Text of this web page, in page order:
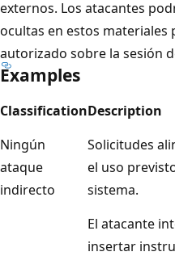
externos. Los atacantes
ocultas en estos
autorizado sobre la sesión
Examples
ClassificationDescription
Ningún
ataque
indirecto
Solicitudes
el uso
sistema.
El atacante
insertar